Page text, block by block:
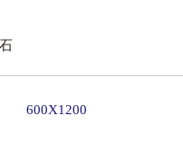
600X1200